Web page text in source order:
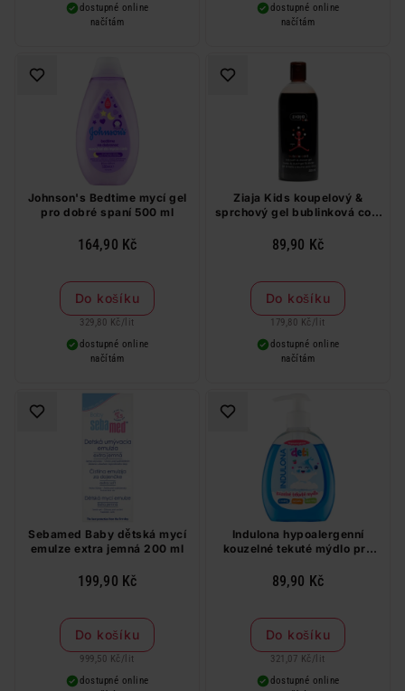
dostupné online
načítám
dostupné online
načítám
Johnson's Bedtime mycí gel
pro dobré spaní 500 ml
164,90 Kč
Do košíku
329,80 Kč / lit
dostupné online
načítám
Ziaja Kids koupelový &
sprchový gel bublinková cola
89,90 Kč
Do košíku
179,80 Kč / lit
dostupné online
načítám
Sebamed Baby dětská mycí
emulze extra jemná 200 ml
199,90 Kč
Do košíku
999,50 Kč / lit
dostupné online
Indulona hypoalergenní
kouzelné tekuté mýdlo pro
89,90 Kč
Do košíku
321,07 Kč / lit
dostupné online